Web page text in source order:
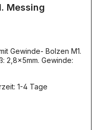
Messing
Gewinde- Bolzen M1.
Gewinde:
1-4 Tage